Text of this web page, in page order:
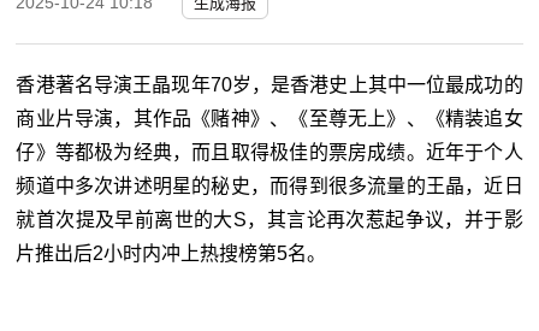
香港著名导演王晶现年70岁，是香港史上其中一位最成功的
商业片导演，其作品《赌神》、《至尊无上》、《精装追女
仔》等都极为经典，而且取得极佳的票房成绩。近年于个人
频道中多次讲述明星的秘史，而得到很多流量的王晶，近日
就首次提及早前离世的大S，其言论再次惹起争议，并于影
片推出后2小时内冲上热搜榜第5名。